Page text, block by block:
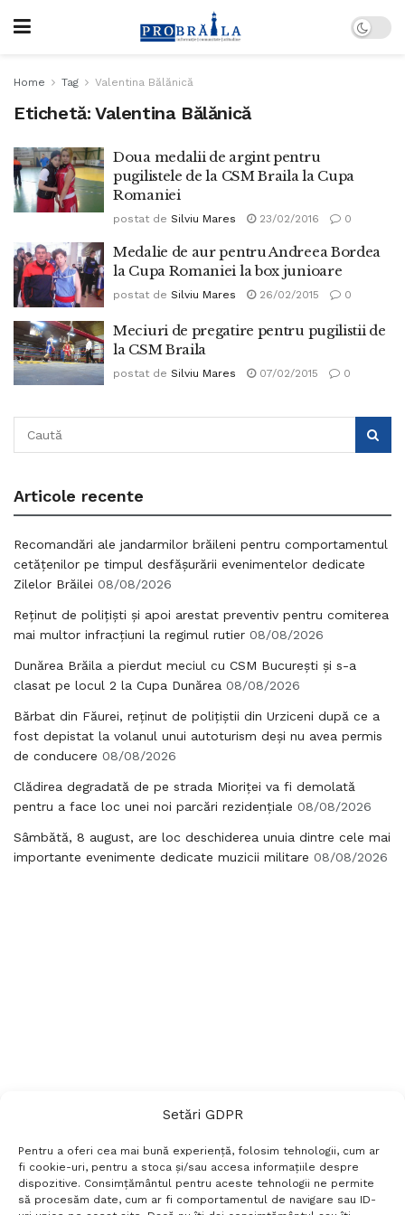
Setări GDPR
Pentru a oferi cea mai bună experiență, folosim tehnologii, cum ar
fi cookie-uri, pentru a stoca și/sau accesa informațiile despre
dispozitive. Consimțământul pentru aceste tehnologii ne permite
să procesăm date, cum ar fi comportamentul de navigare sau ID-
Home Tag Valentina Bălănică
Etichetă: Valentina Bălănică
Doua medalii de argint pentru
pugilistele de la CSM Braila la Cupa
Romaniei
postat de Silviu Mares 23/02/2016 0
Medalie de aur pentru Andreea Bordea
la Cupa Romaniei la box junioare
postat de Silviu Mares 26/02/2015 0
Meciuri de pregatire pentru pugilistii de
la CSM Braila
postat de Silviu Mares 07/02/2015 0
Articole recente
Recomandări ale jandarmilor brăileni pentru comportamentul
cetățenilor pe timpul desfășurării evenimentelor dedicate
Zilelor Brăilei 08/08/2026
Reținut de polițiști și apoi arestat preventiv pentru comiterea
mai multor infracțiuni la regimul rutier 08/08/2026
Dunărea Brăila a pierdut meciul cu CSM București și s-a
clasat pe locul 2 la Cupa Dunărea 08/08/2026
Bărbat din Făurei, reținut de polițiștii din Urziceni după ce a
fost depistat la volanul unui autoturism deși nu avea permis
de conducere 08/08/2026
Clădirea degradată de pe strada Mioriței va fi demolată
pentru a face loc unei noi parcări rezidențiale 08/08/2026
Sâmbătă, 8 august, are loc deschiderea unuia dintre cele mai
importante evenimente dedicate muzicii militare 08/08/2026